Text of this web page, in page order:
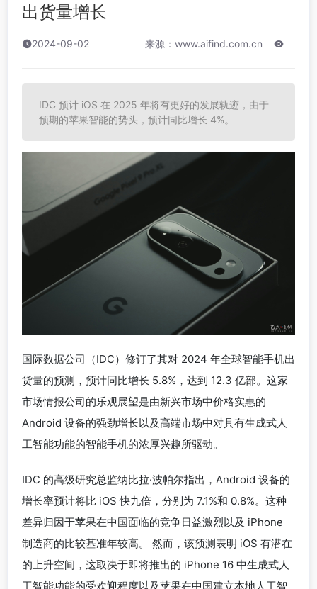
出货量增长
2024-09-02 来源：www.aifind.com.cn
IDC 预计 iOS 在 2025 年将有更好的发展轨迹，由于
预期的苹果智能的势头，预计同比增长 4%。
国际数据公司（IDC）修订了其对 2024 年全球智能手机出
货量的预测，预计同比增长 5.8%，达到 12.3 亿部。这家
市场情报公司的乐观展望是由新兴市场中价格实惠的
Android 设备的强劲增长以及高端市场中对具有生成式人
工智能功能的智能手机的浓厚兴趣所驱动。
IDC 的高级研究总监纳比拉·波帕尔指出，Android 设备的
增长率预计将比 iOS 快九倍，分别为 7.1%和 0.8%。这种
差异归因于苹果在中国面临的竞争日益激烈以及 iPhone
制造商的比较基准年较高。 然而，该预测表明 iOS 有潜在
的上升空间，这取决于即将推出的 iPhone 16 中生成式人
工智能功能的受欢迎程度以及苹果在中国建立本地人工智